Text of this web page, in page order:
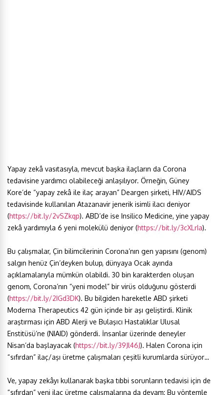
Yapay zekâ vasıtasıyla, mevcut başka ilaçların da Corona
tedavisine yardımcı olabileceği anlaşılıyor. Örneğin, Güney
Kore’de “yapay zekâ ile ilaç arayan” Deargen şirketi, HIV/AIDS
tedavisinde kullanılan Atazanavir jenerik isimli ilacı deniyor
(https://bit.ly/2vSZkqp). ABD’de ise Insilico Medicine, yine yapay
zekâ yardımıyla 6 yeni molekülü deniyor (https://bit.ly/3cXLrIa).
Bu çalışmalar, Çin bilimcilerinin Corona’nın gen yapısını (genom)
salgın henüz Çin’deyken bulup, dünyaya Ocak ayında
açıklamalarıyla mümkün olabildi. 30 bin karakterden oluşan
genom, Corona’nın “yeni model” bir virüs olduğunu gösterdi
(https://bit.ly/2IGd3DK). Bu bilgiden hareketle ABD şirketi
Moderna Therapeutics 42 gün içinde bir aşı geliştirdi. Klinik
araştırması için ABD Alerji ve Bulaşıcı Hastalıklar Ulusal
Enstitüsü’ne (NIAID) gönderdi. İnsanlar üzerinde deneyler
Nisan’da başlayacak (https://bit.ly/39Jl46J). Halen Corona için
“sıfırdan” ilaç/aşı üretme çalışmaları çeşitli kurumlarda sürüyor…
Ve, yapay zekâyı kullanarak başka tıbbi sorunların tedavisi için de
“sıfırdan” yeni ilaç üretme çalışmalarına da devam: Bu yöntemle